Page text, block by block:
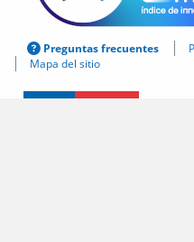
Preguntas frecuentes
Mapa del sitio